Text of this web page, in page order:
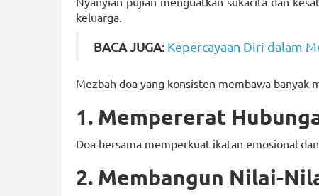
keluarga.
BACA JUGA: Kepercayaan Diri dalam
Mezbah doa yang konsisten membawa banyak
1. Mempererat
Doa bersama memperkuat ikatan emosional
2. Membangun Nilai-